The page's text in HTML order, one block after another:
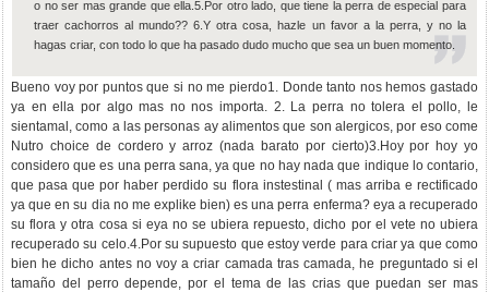
o no ser mas grande que ella.5.Por otro lado, que tiene la perra de especial para
traer cachorros al mundo?? 6.Y otra cosa, hazle un favor a la perra, y no la
hagas criar, con todo lo que ha pasado dudo mucho que sea un buen momento.
Bueno voy por puntos que si no me pierdo1. Donde tanto nos hemos gastado
ya en ella por algo mas no nos importa. 2. La perra no tolera el pollo, le
sientamal, como a las personas ay alimentos que son alergicos, por eso come
Nutro choice de cordero y arroz (nada barato por cierto)3.Hoy por hoy yo
considero que es una perra sana, ya que no hay nada que indique lo contario,
que pasa que por haber perdido su flora instestinal ( mas arriba e rectificado
ya que en su dia no me explike bien) es una perra enferma? eya a recuperado
su flora y otra cosa si eya no se ubiera repuesto, dicho por el vete no ubiera
recuperado su celo.4.Por su supuesto que estoy verde para criar ya que como
bien he dicho antes no voy a criar camada tras camada, he preguntado si el
tamaño del perro depende, por el tema de las crias que puedan ser mas